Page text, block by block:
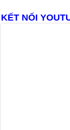
KẾT NỐI